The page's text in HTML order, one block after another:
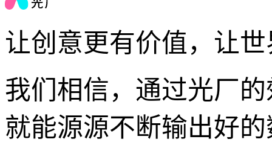
让创意更有价值，让
我们相信，通过光厂
就能源源不断输出好